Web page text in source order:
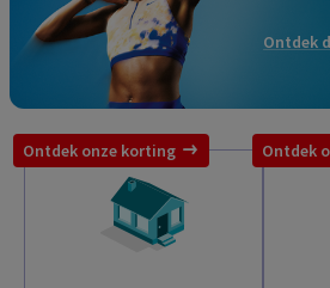
Ontdek
Ontdek onze korting Ontdek